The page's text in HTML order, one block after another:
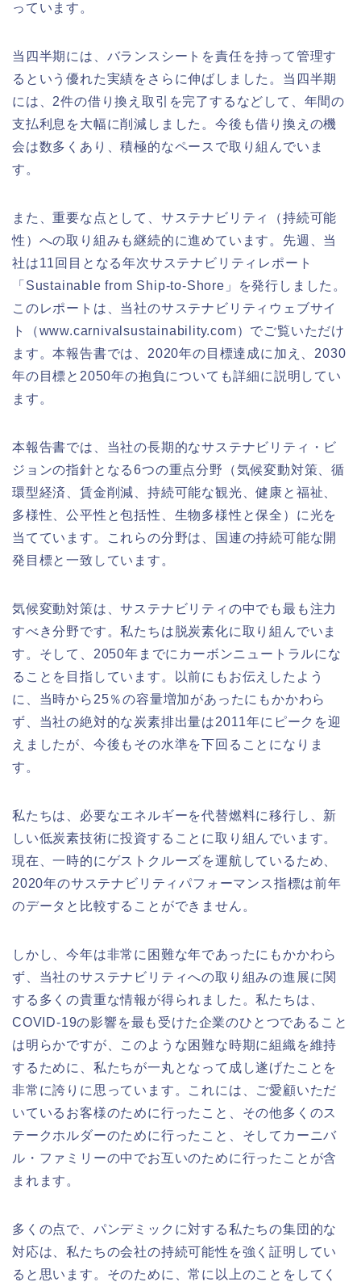
っています。
当四半期には、バランスシートを責任を持って管理す
るという優れた実績をさらに伸ばしました。当四半期
には、2件の借り換え取引を完了するなどして、年間の
支払利息を大幅に削減しました。今後も借り換えの機
会は数多くあり、積極的なペースで取り組んでいま
す。
また、重要な点として、サステナビリティ（持続可能
性）への取り組みも継続的に進めています。先週、当
社は11回目となる年次サステナビリティレポート
「Sustainable from Ship-to-Shore」を発行しました。
このレポートは、当社のサステナビリティウェブサイ
ト（www.carnivalsustainability.com）でご覧いただけ
ます。本報告書では、2020年の目標達成に加え、2030
年の目標と2050年の抱負についても詳細に説明してい
ます。
本報告書では、当社の長期的なサステナビリティ・ビ
ジョンの指針となる6つの重点分野（気候変動対策、循
環型経済、賃金削減、持続可能な観光、健康と福祉、
多様性、公平性と包括性、生物多様性と保全）に光を
当てています。これらの分野は、国連の持続可能な開
発目標と一致しています。
気候変動対策は、サステナビリティの中でも最も注力
すべき分野です。私たちは脱炭素化に取り組んでいま
す。そして、2050年までにカーボンニュートラルにな
ることを目指しています。以前にもお伝えしたよう
に、当時から25％の容量増加があったにもかかわら
ず、当社の絶対的な炭素排出量は2011年にピークを迎
えましたが、今後もその水準を下回ることになりま
す。
私たちは、必要なエネルギーを代替燃料に移行し、新
しい低炭素技術に投資することに取り組んでいます。
現在、一時的にゲストクルーズを運航しているため、
2020年のサステナビリティパフォーマンス指標は前年
のデータと比較することができません。
しかし、今年は非常に困難な年であったにもかかわら
ず、当社のサステナビリティへの取り組みの進展に関
する多くの貴重な情報が得られました。私たちは、
COVID-19の影響を最も受けた企業のひとつであること
は明らかですが、このような困難な時期に組織を維持
するために、私たちが一丸となって成し遂げたことを
非常に誇りに思っています。これには、ご愛顧いただ
いているお客様のために行ったこと、その他多くのス
テークホルダーのために行ったこと、そしてカーニバ
ル・ファミリーの中でお互いのために行ったことが含
まれます。
多くの点で、パンデミックに対する私たちの集団的な
対応は、私たちの会社の持続可能性を強く証明してい
ると思います。そのために、常に以上のことをしてく